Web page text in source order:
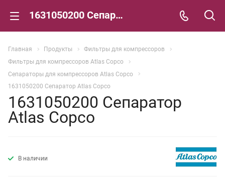
1631050200 Сепаратор Atlas Copco
Главная Продукты
Фильтры для компрессоров
Фильтры для компрессоров Atlas Copco
Сепараторы для компрессоров Atlas Copco
1631050200 Сепаратор Atlas Copco
1631050200 Сепаратор
Atlas Copco
В наличии